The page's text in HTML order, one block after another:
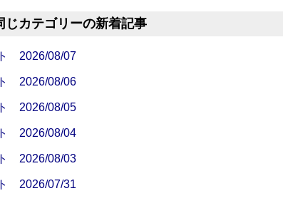
じカテゴリーの新着記事
2026/08/07
2026/08/06
2026/08/05
2026/08/04
2026/08/03
2026/07/31